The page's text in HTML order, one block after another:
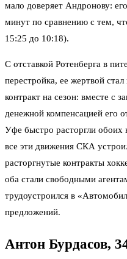
мало доверяет Андронову:
минут по сравнению с тем,
15:25 до 10:18).
С отставкой Ротенберга в
перестройка, ее жертвой
контракт на сезон: вместе
денежной компенсацией его
Уфе быстро расторгли обоих
все эти движения СКА
расторгнутые контракты
оба стали свободными
трудоустроился в
предложений.
Антон Бурдасов,